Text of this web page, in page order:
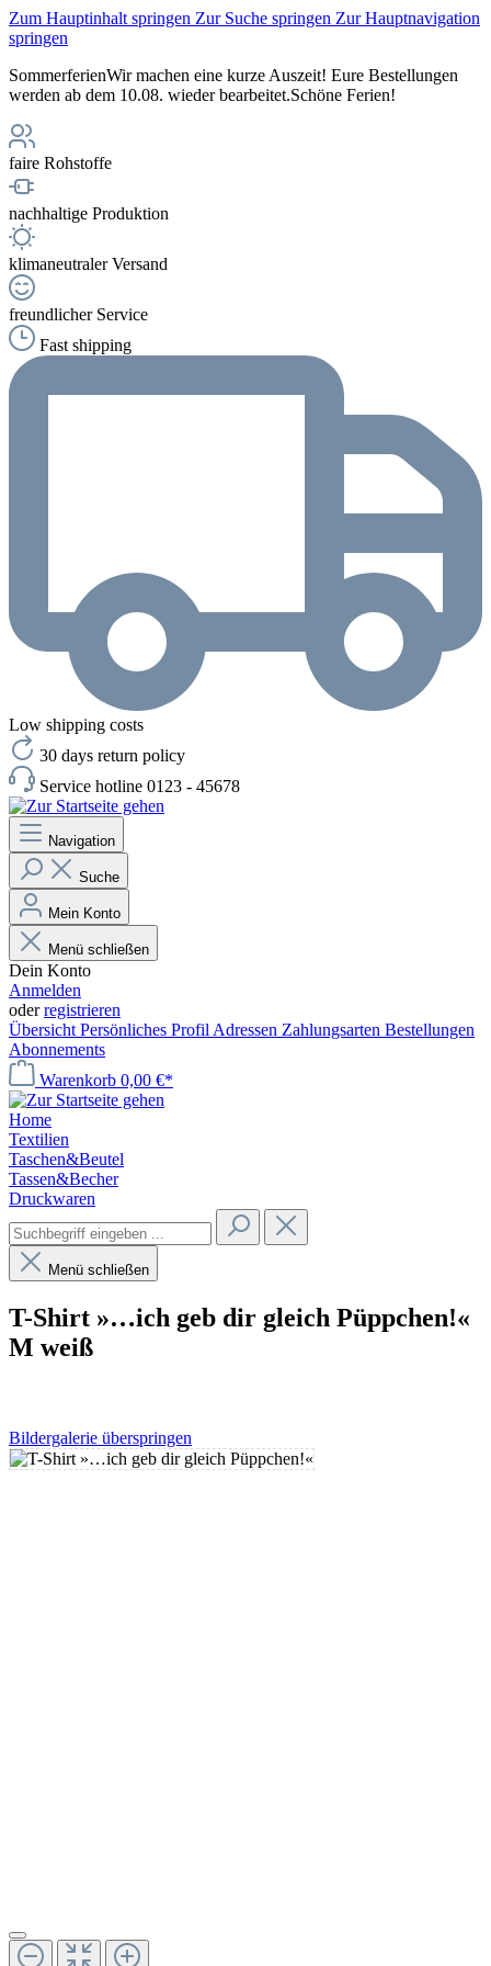
Zum Hauptinhalt springen Zur Suche springen Zur Hauptnavigation
springen
SommerferienWir machen eine kurze Auszeit! Eure Bestellungen
werden ab dem 10.08. wieder bearbeitet.Schöne Ferien!
faire Rohstoffe
nachhaltige Produktion
klimaneutraler Versand
freundlicher Service
Fast shipping
Low shipping costs
30 days return policy
Service hotline 0123 - 45678
Navigation
Suche
Mein Konto
Menü schließen
Dein Konto
Anmelden
oderregistrieren
Übersicht Persönliches Profil Adressen Zahlungsarten Bestellungen
Abonnements
Warenkorb 0,00 €*
Home
Textilien
Taschen&Beutel
Tassen&Becher
Druckwaren
Menü schließen
T-Shirt »…ich geb dir gleich Püppchen!«
M weiß
Bildergalerie überspringen